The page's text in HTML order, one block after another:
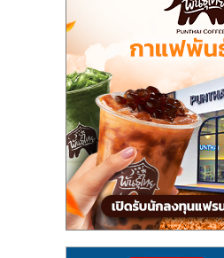
ไชส์,
รวม
แฟ